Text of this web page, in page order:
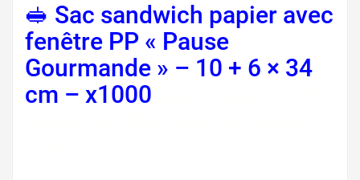
🥪 Sac sandwich papier avec
fenêtre PP « Pause
Gourmande » – 10 + 6 × 34
cm – x1000